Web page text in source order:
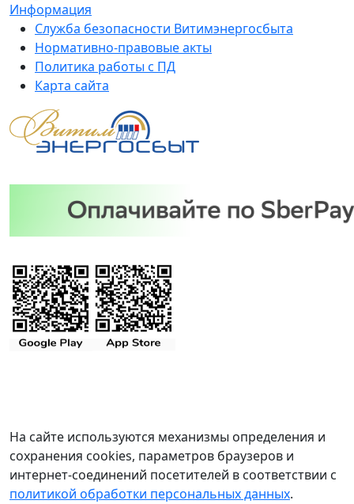
Информация
Служба безопасности Витимэнергосбыта
Нормативно-правовые акты
Политика работы с ПД
Карта сайта
На сайте используются механизмы определения и
сохранения cookies, параметров браузеров и
интернет-соединений посетителей в соответствии с
политикой обработки персональных данных.